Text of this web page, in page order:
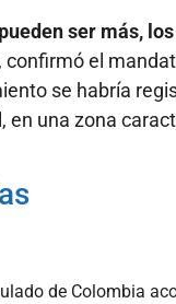
pueden ser más,
, confirmó el
se habría
una zona
de Colombia